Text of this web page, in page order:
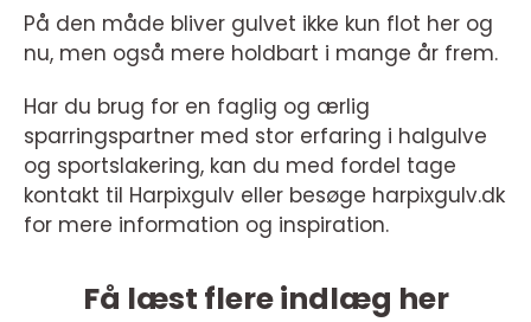
På den måde bliver gulvet ikke kun flot her og
nu, men også mere holdbart i mange år frem.
Har du brug for en faglig og ærlig
sparringspartner med stor erfaring i halgulve
og sportslakering, kan du med fordel tage
kontakt til Harpixgulv eller besøge harpixgulv.dk
for mere information og inspiration.
Få læst flere indlæg her